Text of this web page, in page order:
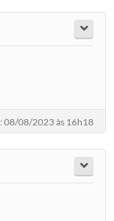
08/08/2023 às 16h18